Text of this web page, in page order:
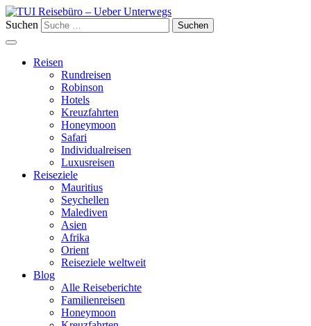
Suchen
Reisen
Rundreisen
Robinson
Hotels
Kreuzfahrten
Honeymoon
Safari
Individualreisen
Luxusreisen
Reiseziele
Mauritius
Seychellen
Malediven
Asien
Afrika
Orient
Reiseziele weltweit
Blog
Alle Reiseberichte
Familienreisen
Honeymoon